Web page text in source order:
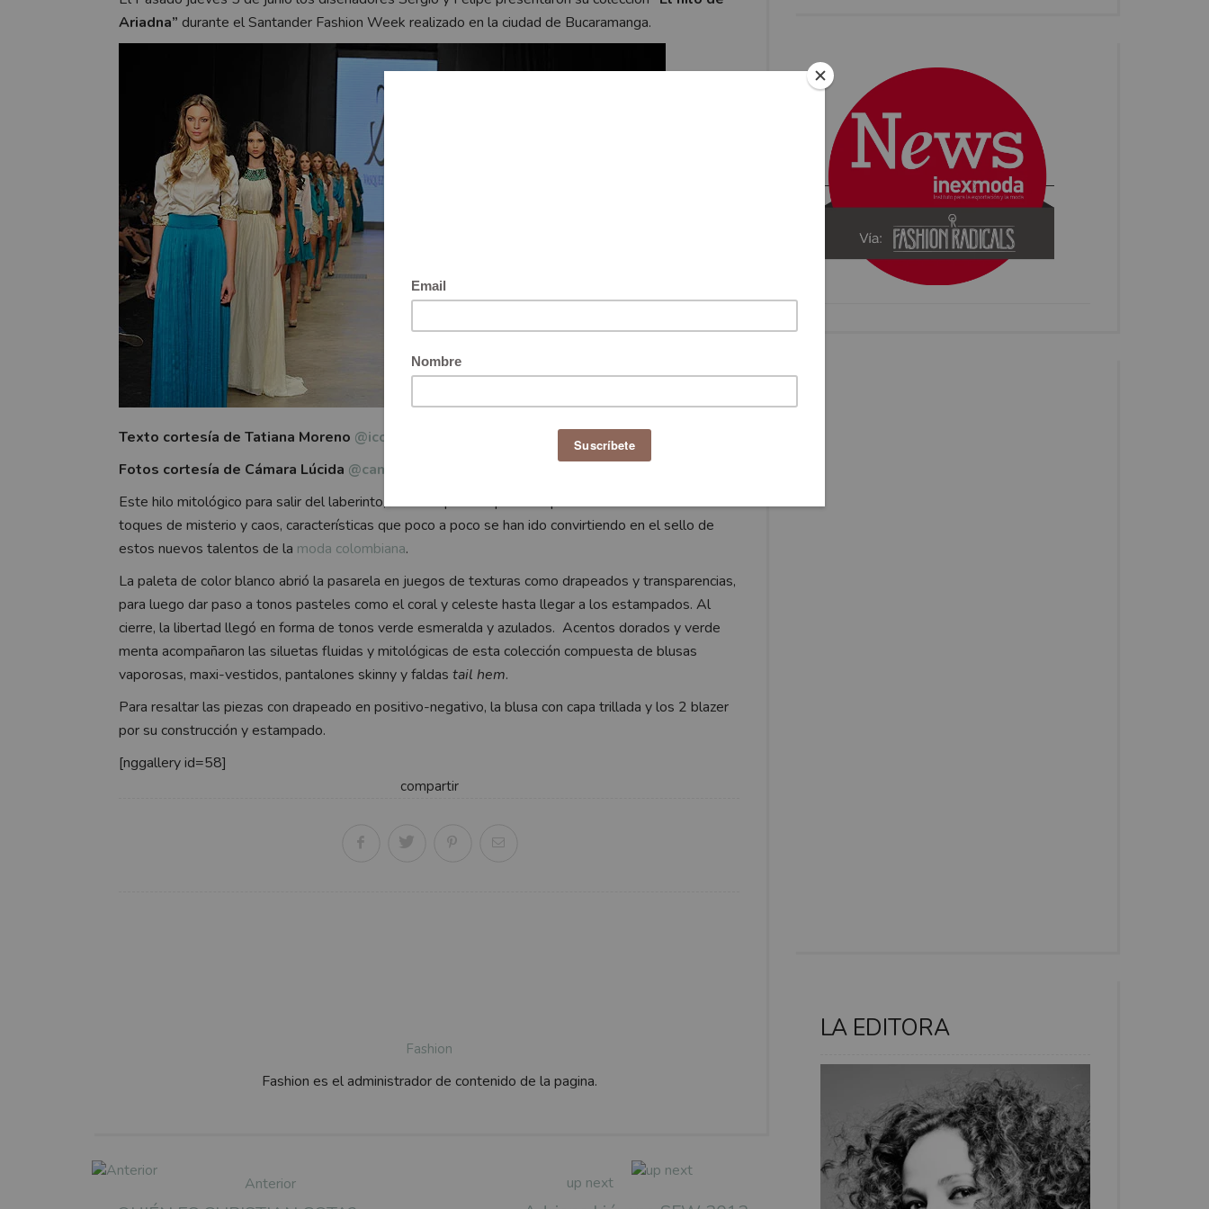
Ariadna” durante el Santander Fashion Week realizado en la ciudad de Bucaramanga.
Texto cortesía de Tatiana Moreno @iconotatiana
Fotos cortesía de Cámara Lúcida @camaralucida
Este hilo mitológico para salir del laberinto, fue la inspiración para una pasarela ultra femenina con
toques de misterio y caos, características que poco a poco se han ido convirtiendo en el sello de
estos nuevos talentos de la moda colombiana.
La paleta de color blanco abrió la pasarela en juegos de texturas como drapeados y transparencias,
para luego dar paso a tonos pasteles como el coral y celeste hasta llegar a los estampados. Al
cierre, la libertad llegó en forma de tonos verde esmeralda y azulados. Acentos dorados y verde
menta acompañaron las siluetas fluidas y mitológicas de esta colección compuesta de blusas
vaporosas, maxi-vestidos, pantalones skinny y faldas tail hem.
Para resaltar las piezas con drapeado en positivo-negativo, la blusa con capa trillada y los 2 blazer
por su construcción y estampado.
[nggallery id=58]
compartir
Fashion
Fashion es el administrador de contenido de la pagina.
Anterior up next
LA EDITORA